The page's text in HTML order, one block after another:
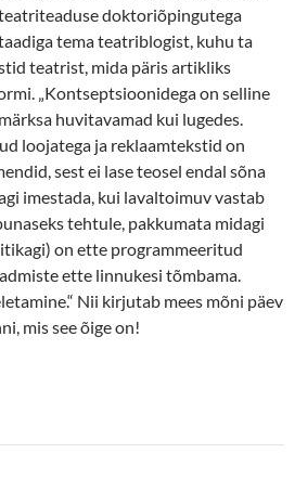
doktoriõpingutega
tema teatriblogist, kuhu ta
teatrist, mida päris artikliks
„Kontseptsioonidega on selline
huvitavamad kui lugedes.
loojatega ja reklaamtekstid on
sest ei lase teosel endal sõna
imestada, kui lavaltoimuv vastab
tehtule, pakkumata midagi
on ette programmeeritud
ette linnukesi tõmbama.
Nii kirjutab mees mõni päev
mis see õige on!